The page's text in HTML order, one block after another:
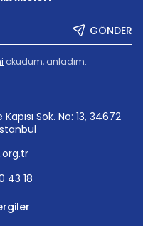
GÖNDER
okudum, anladım.
Sok. No: 13, 34672
43 18